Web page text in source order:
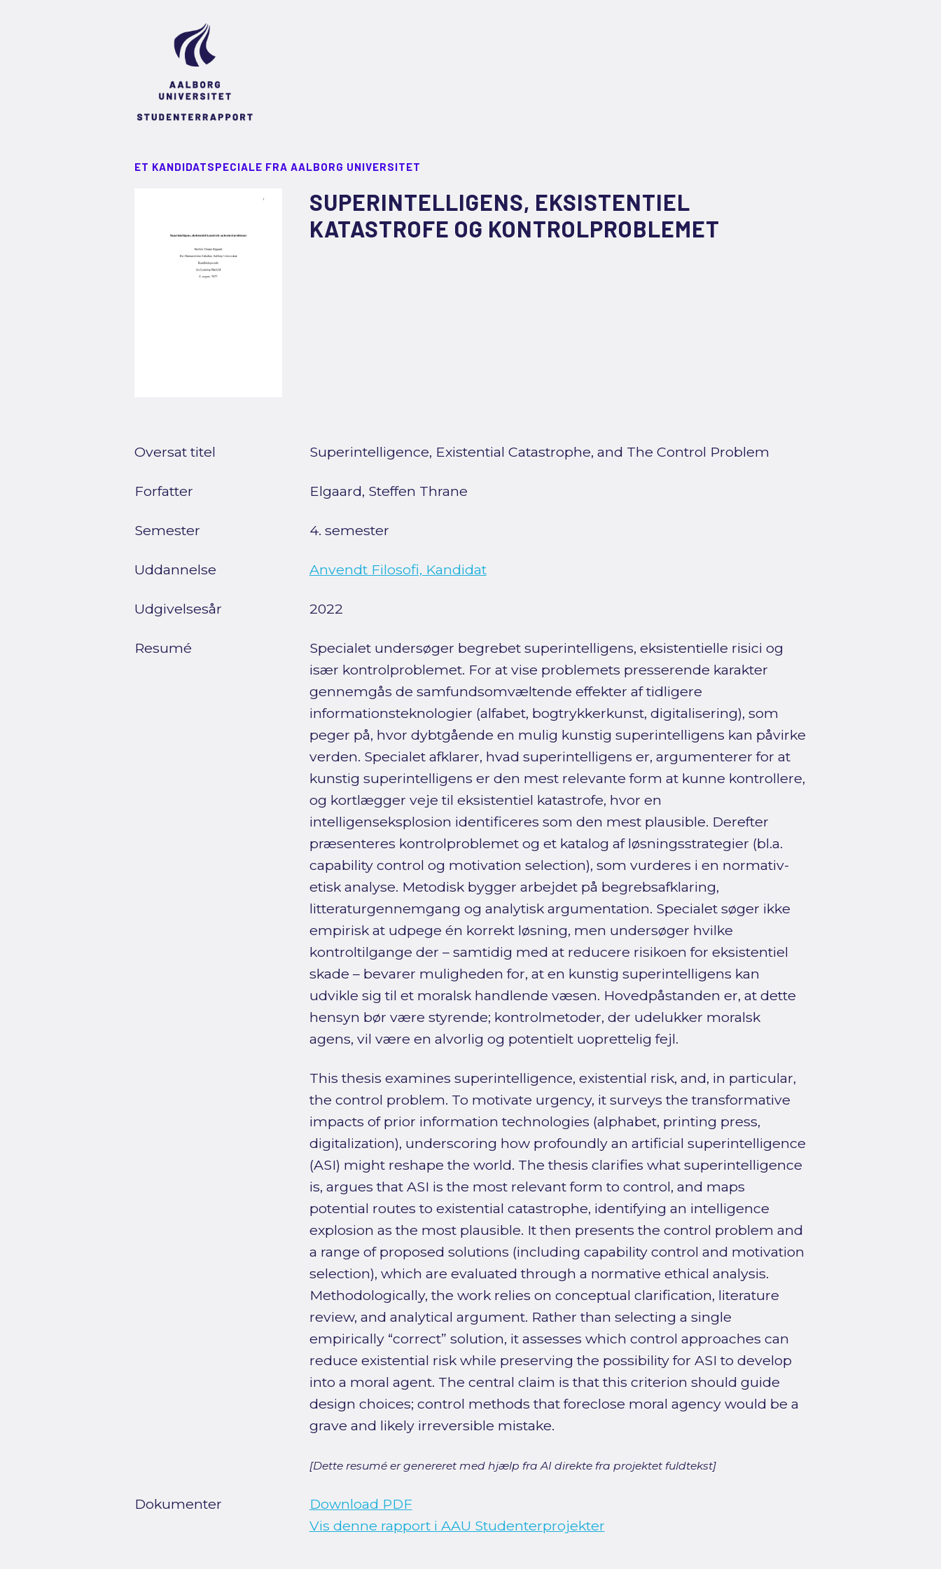
ET KANDIDATSPECIALE FRA AALBORG UNIVERSITET
SUPERINTELLIGENS, EKSISTENTIEL
KATASTROFE OG KONTROLPROBLEMET
Oversat titel Superintelligence, Existential Catastrophe, and The Control Problem
Forfatter Elgaard, Steffen Thrane
Semester 4. semester
Uddannelse Anvendt Filosofi, Kandidat
Udgivelsesår 2022
Resumé
Specialet undersøger begrebet superintelligens, eksistentielle risici og
især kontrolproblemet. For at vise problemets presserende karakter
gennemgås de samfundsomvæltende effekter af tidligere
informationsteknologier (alfabet, bogtrykkerkunst, digitalisering), som
peger på, hvor dybtgående en mulig kunstig superintelligens kan påvirke
verden. Specialet afklarer, hvad superintelligens er, argumenterer for at
kunstig superintelligens er den mest relevante form at kunne kontrollere,
og kortlægger veje til eksistentiel katastrofe, hvor en
intelligenseksplosion identificeres som den mest plausible. Derefter
præsenteres kontrolproblemet og et katalog af løsningsstrategier (bl.a.
capability control og motivation selection), som vurderes i en normativ-
etisk analyse. Metodisk bygger arbejdet på begrebsafklaring,
litteraturgennemgang og analytisk argumentation. Specialet søger ikke
empirisk at udpege én korrekt løsning, men undersøger hvilke
kontroltilgange der – samtidig med at reducere risikoen for eksistentiel
skade – bevarer muligheden for, at en kunstig superintelligens kan
udvikle sig til et moralsk handlende væsen. Hovedpåstanden er, at dette
hensyn bør være styrende; kontrolmetoder, der udelukker moralsk
agens, vil være en alvorlig og potentielt uoprettelig fejl.
This thesis examines superintelligence, existential risk, and, in particular,
the control problem. To motivate urgency, it surveys the transformative
impacts of prior information technologies (alphabet, printing press,
digitalization), underscoring how profoundly an artificial superintelligence
(ASI) might reshape the world. The thesis clarifies what superintelligence
is, argues that ASI is the most relevant form to control, and maps
potential routes to existential catastrophe, identifying an intelligence
explosion as the most plausible. It then presents the control problem and
a range of proposed solutions (including capability control and motivation
selection), which are evaluated through a normative ethical analysis.
Methodologically, the work relies on conceptual clarification, literature
review, and analytical argument. Rather than selecting a single
empirically “correct” solution, it assesses which control approaches can
reduce existential risk while preserving the possibility for ASI to develop
into a moral agent. The central claim is that this criterion should guide
design choices; control methods that foreclose moral agency would be a
grave and likely irreversible mistake.
[Dette resumé er genereret med hjælp fra AI direkte fra projektet fuldtekst]
Dokumenter
Download PDF
Vis denne rapport i AAU Studenterprojekter